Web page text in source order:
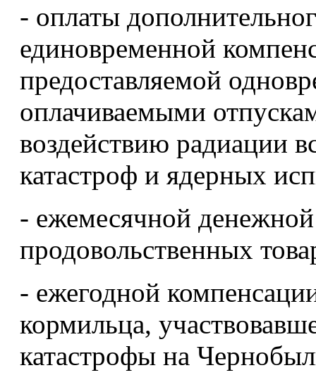
- оплаты
единовременной
предоставляемой
оплачиваемыми
воздействию радиации
катастроф и ядерных
- ежемесячной
продовольственных
- ежегодной
кормильца,
катастрофы на